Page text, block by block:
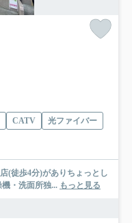
CATV
光ファイバー
(徒歩4分)がありちょっとし
・洗面所独... もっと見る